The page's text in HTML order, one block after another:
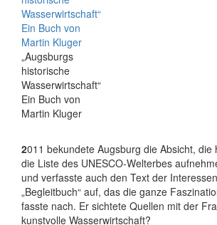
„Augsburgs
historische
Wasserwirtschaft“
Ein Buch von
Martin Kluger
2011 bekundete Augsburg die Absicht,
die Liste des UNESCO-Welterbes
und verfasste auch den Text der
„Begleitbuch“ auf, das die ganze
fasste nach. Er sichtete Quellen mit der
kunstvolle Wasserwirtschaft?